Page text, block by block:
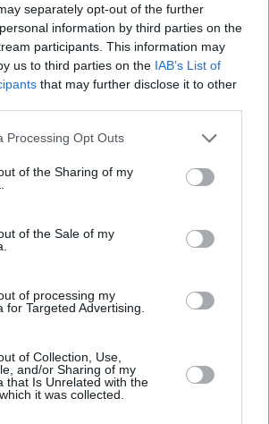
separately opt-out of the further
information by third parties on the
participants. This information may
us to third parties on the IAB’s List of
that may further disclose it to other
Processing Opt Outs
of the Sharing of my
of the Sale of my
of processing my
for Targeted Advertising.
of Collection, Use,
and/or Sharing of my
that Is Unrelated with the
it was collected.
Rum-Mousse